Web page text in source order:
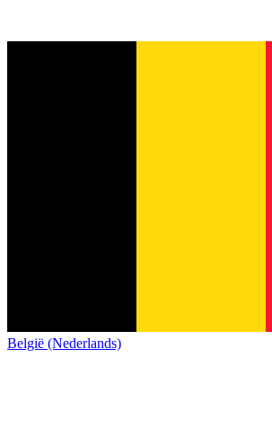
België (Nederlands)